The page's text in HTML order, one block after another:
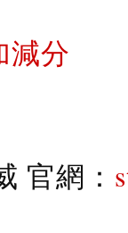
減分
官網：